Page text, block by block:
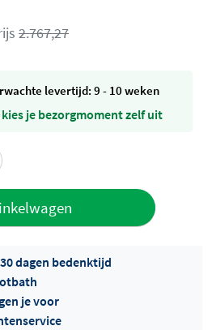
2.767,27
levertijd: 9 - 10 weken
je bezorgmoment zelf uit
30 dagen bedenktijd
je voor